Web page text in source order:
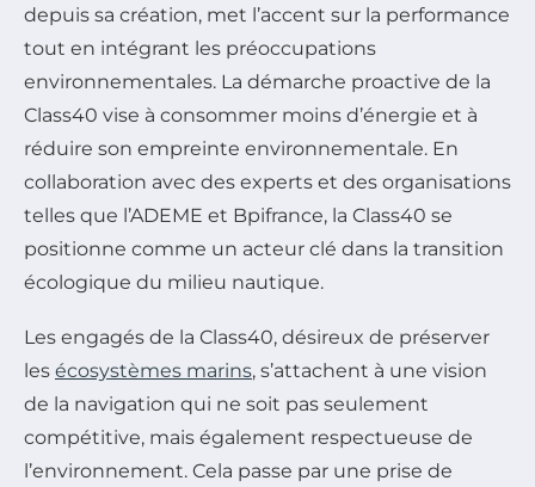
depuis sa création, met l’accent sur la performance
tout en intégrant les préoccupations
environnementales. La démarche proactive de la
Class40 vise à consommer moins d’énergie et à
réduire son empreinte environnementale. En
collaboration avec des experts et des organisations
telles que l’ADEME et Bpifrance, la Class40 se
positionne comme un acteur clé dans la transition
écologique du milieu nautique.
Les engagés de la Class40, désireux de préserver
les écosystèmes marins, s’attachent à une vision
de la navigation qui ne soit pas seulement
compétitive, mais également respectueuse de
l’environnement. Cela passe par une prise de